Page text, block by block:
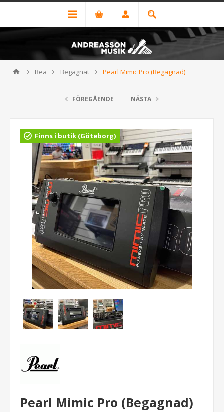
Rea Begagnat Pearl Mimic Pro (Begagnad)
FÖREGÅENDE NÄSTA
Finns i butik (Göteborg)
Pearl Mimic Pro (Begagnad)